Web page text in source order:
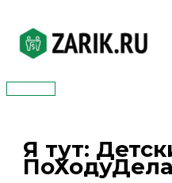
содержимому
Главное
Я тут: